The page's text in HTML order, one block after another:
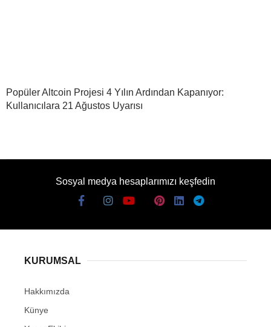
Popüler Altcoin Projesi 4 Yılın Ardından Kapanıyor:
Kullanıcılara 21 Ağustos Uyarısı
Sosyal medya hesaplarımızı keşfedin
KURUMSAL
Hakkımızda
Künye